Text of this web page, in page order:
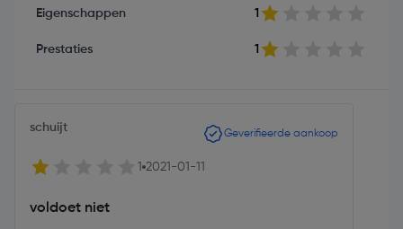
Eigenschappen 1
Prestaties 1
schuijt Geverifieerde aankoop
1 2021-01-11
voldoet niet